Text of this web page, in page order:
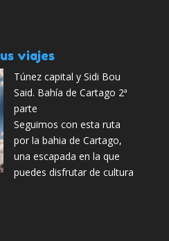
viajes
Túnez capital y Sidi Bou
Said. Bahía de Cartago 2ª
parte
Seguimos con esta ruta
por la bahia de Cartago,
una escapada en la que
puedes disfrutar de cultura